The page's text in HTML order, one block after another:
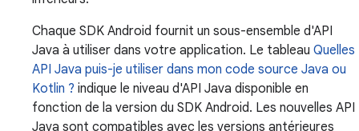
Chaque SDK Android fournit un sous-ensemble d'API
Java à utiliser dans votre application. Le tableau Quelles
API Java puis-je utiliser dans mon code source Java ou
Kotlin ? indique le niveau d'API Java disponible en
fonction de la version du SDK Android. Les nouvelles API
Java sont compatibles avec les versions antérieures